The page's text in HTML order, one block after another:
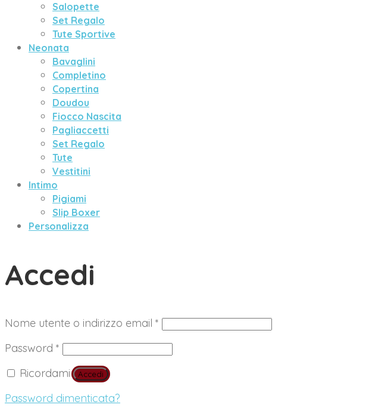
Salopette
Set Regalo
Tute Sportive
Neonata
Bavaglini
Completino
Copertina
Doudou
Fiocco Nascita
Pagliaccetti
Set Regalo
Tute
Vestitini
Intimo
Pigiami
Slip Boxer
Personalizza
Accedi
Nome utente o indirizzo email * Richiesto
Password * Richiesto
Ricordami
Accedi
Password dimenticata?